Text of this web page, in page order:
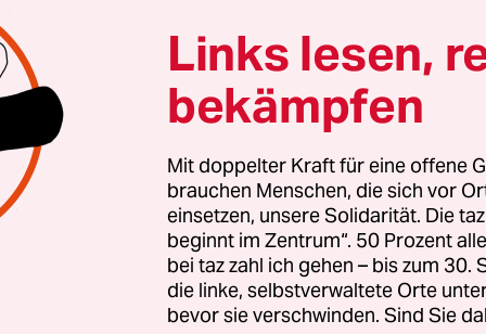
mitunter durchaus solvent, ist nämlich für
fetter Speck in einer Mausefalle. Man würde
die Frage ist nur: wie?
der 50, so erfuhr ich, hat nämlich schon
in ihrem langen Leben und ist daher
der 50, dass teure Klamotten nicht mehr
und dass die Gesichtscreme von Lidl bei
abschneidet wie das 20mal teurere
Links lesen,
bekämpfen
Mit doppelter Kraft für eine offene
brauchen Menschen, die sich vor
einsetzen, unsere Solidarität. Die
beginnt im Zentrum“. 50 Prozent
bei taz zahl ich gehen – bis zum
die linke, selbstverwaltete Orte
bevor sie verschwinden. Sind Sie